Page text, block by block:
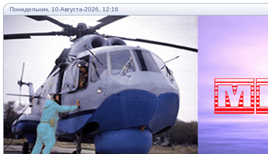
Понедельник, 10-Августа-2026, 12:16
...